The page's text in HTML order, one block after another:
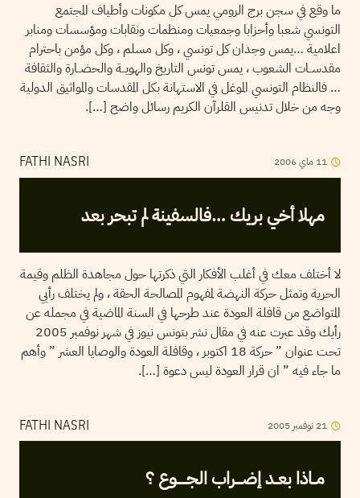
ما وقع في سجن برج الرومي يمس كل مكونات وأطياف المجتمع
التونسي شعبا وأحزابا وجمعيات ومنظمات ونقابات ومؤسسات ومنابر
اعلامية …يمس وجدان كل تونسي ، وكل مسلم ، وكل مؤمن باحترام
مقدســات الشعوب ، يمس تونس التاريخ والهويــة والحضــارة والثقافة
… فالنظام التونسي الموغل في الاستهانة بكل المقدسات والمواثيق الدولية
وجه من خلال تدنيس القلرآن الكريم رسائل واضح […].
FATHI NASRI 11 ماي2006
مهلا أخي بريك …فالسفينة لم تبحر بعد
لا أختلف معك في أغلب الأفكار التي ذكرتها حول مجاهدة الظلم وقيمة
الحرية وتمثل حركة النهضة لمفهوم المصالحة الحقة ، ولم يختلف رأيي
المتواضع من قافلة العودة عند طرحها في السنة الماضية في مجمله عن
رأيك وقد عبرت عنه في مقال نشر بتونس نيوز في شهر نوفمبر 2005
تحت عنوان ” حركة 18 اكتوبر ، وقافلة العودة والوصايا العشر ” وأهم
ما جاء فيه ” ان قرار العودة ليس دعوة […].
FATHI NASRI 21 نوفمبر 2005
مــاذا بعــد إضــــراب الجــــــوع ؟